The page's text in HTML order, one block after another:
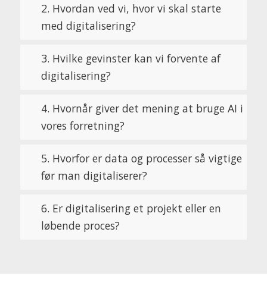
2. Hvordan ved vi, hvor vi skal starte
med digitalisering?
3. Hvilke gevinster kan vi forvente af
digitalisering?
4. Hvornår giver det mening at bruge AI i
vores forretning?
5. Hvorfor er data og processer så vigtige
før man digitaliserer?
6. Er digitalisering et projekt eller en
løbende proces?